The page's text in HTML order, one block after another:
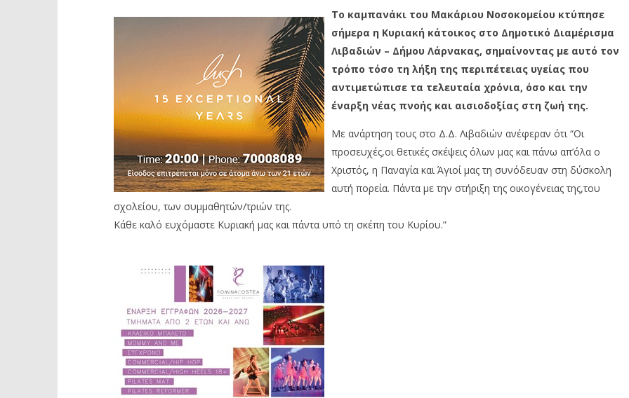
Το καμπανάκι του Μακάριου Νοσοκομείου κτύπησε
σήμερα η Κυριακή κάτοικος στο Δημοτικό Διαμέρισμα
Λιβαδιών – Δήμου Λάρνακας, σημαίνοντας με αυτό τον
τρόπο τόσο τη λήξη της περιπέτειας υγείας που
αντιμετώπισε τα τελευταία χρόνια, όσο και την
έναρξη νέας πνοής και αισιοδοξίας στη ζωή της.
Με ανάρτηση τους στο Δ.Δ. Λιβαδιών ανέφεραν ότι “Οι
προσευχές,οι θετικές σκέψεις όλων μας και πάνω απ’όλα ο
Χριστός, η Παναγία και Άγιοί μας τη συνόδευαν στη δύσκολη
αυτή πορεία. Πάντα με την στήριξη της οικογένειας της,του
σχολείου, των συμμαθητών/τριών της.
Κάθε καλό ευχόμαστε Κυριακή μας και πάντα υπό τη σκέπη του Κυρίου.”